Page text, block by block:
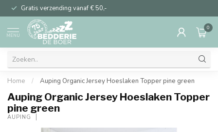
Gratis verzending vanaf € 50,-
MENU
0
Home / Auping Organic Jersey Hoeslaken Topper pine green
Auping Organic Jersey Hoeslaken Topper
pine green
AUPING